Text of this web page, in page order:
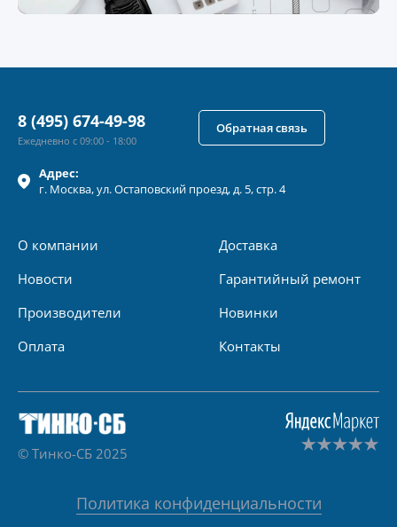
Адрес:
г. Москва, ул.Остаповский проезд, д. 5, стр. 4
О компании
Новости
Производители
Оплата
Доставка
Гарантийный ремонт
Новинки
Контакты
8 (495) 674-49-98
Ежедневно с 09:00 - 18:00
Обратная связь
© Тинко-СБ 2025
Политика конфиденциальности